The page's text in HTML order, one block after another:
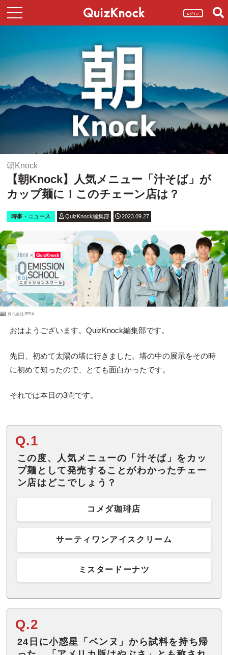
ログイン
朝Knock
【朝Knock】人気メニュー「汁そば」が
カップ麺に！このチェーン店は？
時事・ニュース QuizKnock編集部 2023.09.27
PR 株式会社JERA
おはようございます。QuizKnock編集部です。
先日、初めて太陽の塔に行きました。塔の中の展示をその時
に初めて知ったので、とても面白かったです。
それでは本日の3問です。
Q.1
この度、人気メニューの「汁そば」をカッ
プ麺として発売することがわかったチェー
ン店はどこでしょう？
コメダ珈琲店
サーティワンアイスクリーム
ミスタードーナツ
Q.2
24日に小惑星「ベンヌ」から試料を持ち帰